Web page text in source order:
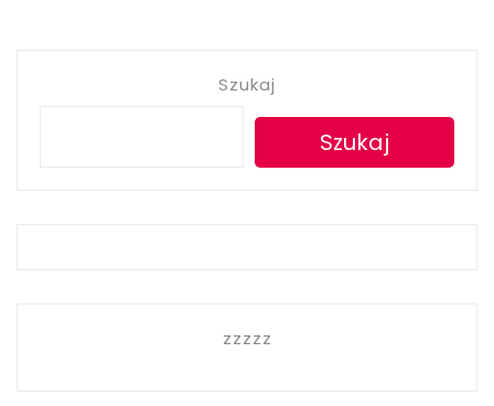
Szukaj
Szukaj
zzzzz